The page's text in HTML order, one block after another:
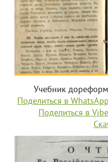
Учебник
Поделиться в
Поделиться в